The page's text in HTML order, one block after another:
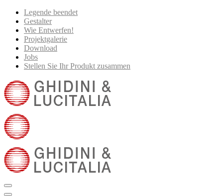
Legende beendet
Gestalter
Wie Entwerfen!
Projektgalerie
Download
Jobs
Stellen Sie Ihr Produkt zusammen